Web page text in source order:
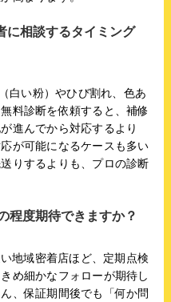
に相談するタイミング
白い粉）やひび割れ、色あ
料診断を依頼すると、補修
進んでから対応するより
が可能になるケースも多い
りするよりも、プロの診断
程度期待できますか？
地域密着店ほど、定期点検
め細かなフォローが期待し
、保証期間後でも「何か問